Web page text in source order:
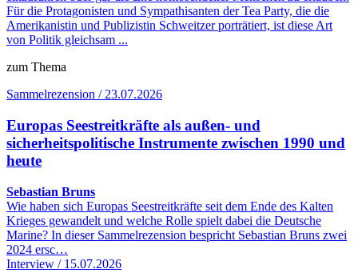
Für die Protagonisten und Sympathisanten der Tea Party, die die
Amerikanistin und Publizistin Schweitzer porträtiert, ist diese Art
von Politik gleichsam ...
zum Thema
Sammelrezension / 23.07.2026
Europas Seestreitkräfte als außen- und
sicherheitspolitische Instrumente zwischen 1990 und
heute
Sebastian Bruns
Wie haben sich Europas Seestreitkräfte seit dem Ende des Kalten
Krieges gewandelt und welche Rolle spielt dabei die Deutsche
Marine? In dieser Sammelrezension bespricht Sebastian Bruns zwei
2024 ersc…
Interview / 15.07.2026